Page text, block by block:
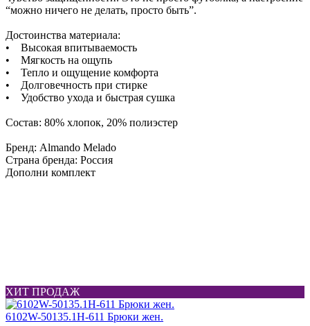
“можно ничего не делать, просто быть”.
Достоинства материала:
• Высокая впитываемость
• Мягкость на ощупь
• Тепло и ощущение комфорта
• Долговечность при стирке
• Удобство ухода и быстрая сушка
Состав: 80% хлопок, 20% полиэстер
Бренд: Almando Melado
Страна бренда: Россия
Дополни комплект
ХИТ ПРОДАЖ
6102W-50135.1H-611 Брюки жен.